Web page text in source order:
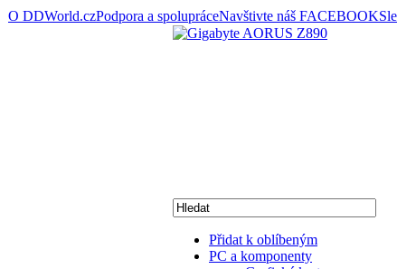
O DDWorld.czPodpora a spolupráceNavštivte náš FACEBOOK
Přidat k oblíbeným
PC a komponenty